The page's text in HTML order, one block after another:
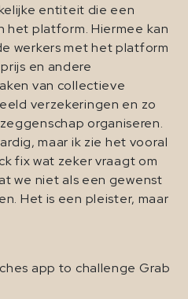
entiteit die een
platform. Hiermee kan
werkers met het platform
en andere
van collectieve
verzekeringen en zo
organiseren.
maar ik zie het vooral
fix wat zeker vraagt om
we niet als een gewenst
Het is een pleister, maar
app to challenge Grab